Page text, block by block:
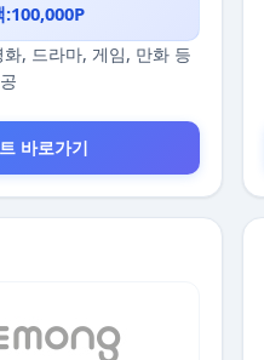
:100,000P
, 드라마, 게임, 만화 등
바로가기